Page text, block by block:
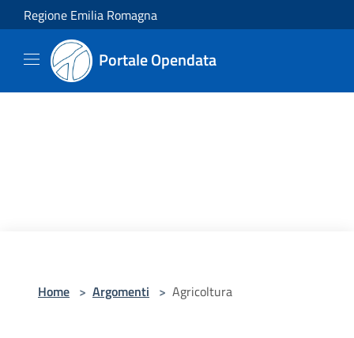
Salta al contenuto principale
Regione Emilia Romagna
Portale Opendata
Home > Argomenti > Agricoltura